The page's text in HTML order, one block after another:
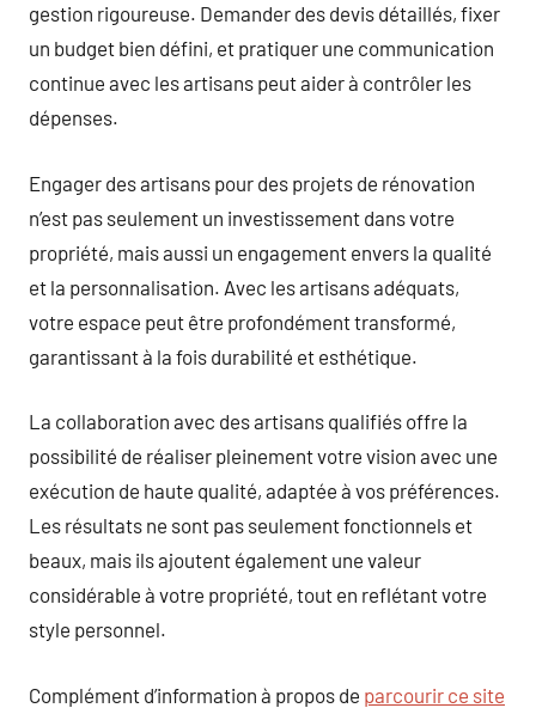
gestion rigoureuse. Demander des devis détaillés, fixer
un budget bien défini, et pratiquer une communication
continue avec les artisans peut aider à contrôler les
dépenses.
Engager des artisans pour des projets de rénovation
n’est pas seulement un investissement dans votre
propriété, mais aussi un engagement envers la qualité
et la personnalisation. Avec les artisans adéquats,
votre espace peut être profondément transformé,
garantissant à la fois durabilité et esthétique.
La collaboration avec des artisans qualifiés offre la
possibilité de réaliser pleinement votre vision avec une
exécution de haute qualité, adaptée à vos préférences.
Les résultats ne sont pas seulement fonctionnels et
beaux, mais ils ajoutent également une valeur
considérable à votre propriété, tout en reflétant votre
style personnel.
Complément d’information à propos de parcourir ce site